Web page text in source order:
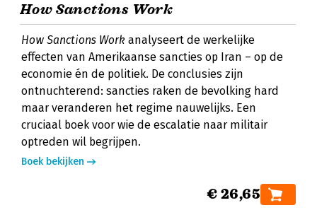
How Sanctions Work
How Sanctions Work analyseert de werkelijke
effecten van Amerikaanse sancties op Iran – op de
economie én de politiek. De conclusies zijn
ontnuchterend: sancties raken de bevolking hard
maar veranderen het regime nauwelijks. Een
cruciaal boek voor wie de escalatie naar militair
optreden wil begrijpen.
Boek bekijken
€ 26,65